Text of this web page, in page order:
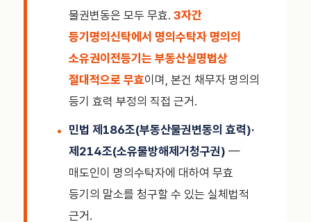
물권변동은 모두 무효. 3자간
등기명의신탁에서 명의수탁자 명의의
소유권이전등기는 부동산실명법상
절대적으로 무효이며, 본건 채무자 명의의
등기 효력 부정의 직접 근거.
민법 제186조(부동산물권변동의 효력)·
제214조(소유물방해제거청구권) —
매도인이 명의수탁자에 대하여 무효
등기의 말소를 청구할 수 있는 실체법적
근거.